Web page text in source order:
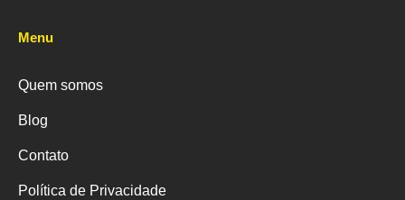
Menu
Quem somos
Blog
Contato
Política de Privacidade